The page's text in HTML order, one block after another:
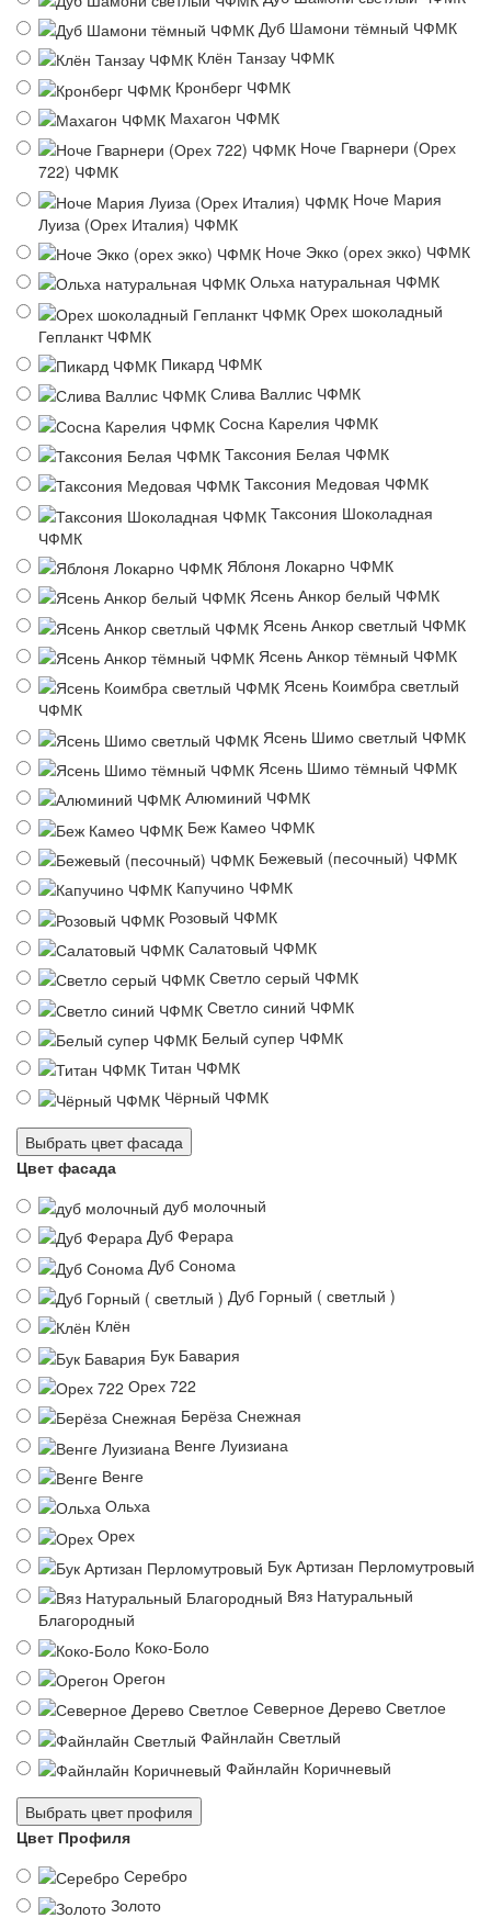
Дуб Шамони тёмный ЧФМК
Клён Танзау ЧФМК
Кронберг ЧФМК
Махагон ЧФМК
Ноче Гварнери (Орех
722) ЧФМК
Ноче Мария
Луиза (Орех Италия) ЧФМК
Ноче Экко (орех экко) ЧФМК
Ольха натуральная ЧФМК
Орех шоколадный
Гепланкт ЧФМК
Пикард ЧФМК
Слива Валлис ЧФМК
Сосна Карелия ЧФМК
Таксония Белая ЧФМК
Таксония Медовая ЧФМК
Таксония Шоколадная
ЧФМК
Яблоня Локарно ЧФМК
Ясень Анкор белый ЧФМК
Ясень Анкор светлый ЧФМК
Ясень Анкор тёмный ЧФМК
Ясень Коимбра светлый
ЧФМК
Ясень Шимо светлый ЧФМК
Ясень Шимо тёмный ЧФМК
Алюминий ЧФМК
Беж Камео ЧФМК
Бежевый (песочный) ЧФМК
Капучино ЧФМК
Розовый ЧФМК
Салатовый ЧФМК
Светло серый ЧФМК
Светло синий ЧФМК
Белый супер ЧФМК
Титан ЧФМК
Чёрный ЧФМК
Выбрать цвет фасада
Цвет фасада
дуб молочный
Дуб Ферара
Дуб Сонома
Дуб Горный ( светлый )
Клён
Бук Бавария
Орех 722
Берёза Снежная
Венге Луизиана
Венге
Ольха
Орех
Бук Артизан Перломутровый
Вяз Натуральный
Благородный
Коко-Боло
Орегон
Северное Дерево Светлое
Файнлайн Светлый
Файнлайн Коричневый
Выбрать цвет профиля
Цвет Профиля
Серебро
Золото